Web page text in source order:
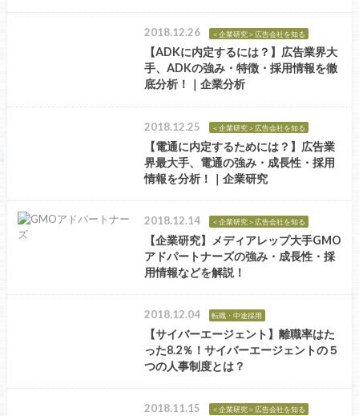
2018.12.26 ＜企業研究＞広告会社を知る
【ADKに内定するには？】広告業界大
手、ADKの強み・特徴・採用情報を徹
底分析！｜企業分析
2018.12.25 ＜企業研究＞広告会社を知る
【電通に内定するためには？】広告業
界最大手、電通の強み・成長性・採用
情報を分析！｜企業研究
2018.12.14 ＜企業研究＞広告会社を知る
【企業研究】メディアレップ大手GMO
アドパートナーズの強み・成長性・採
用情報などを解説！
2018.12.04 転職・中途採用
【サイバーエージェント】離職率はた
った8.2％！サイバーエージェントの５
つの人事制度とは？
2018.11.15 ＜企業研究＞広告会社を知る